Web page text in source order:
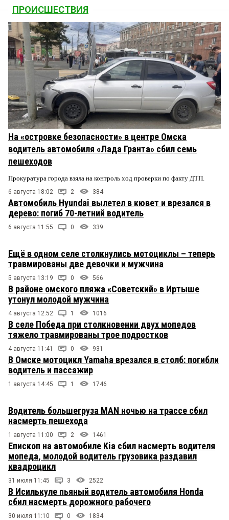
ПРОИСШЕСТВИЯ
На «островке безопасности» в центре Омска
водитель автомобиля «Лада Гранта» сбил семь
пешеходов
Прокуратура города взяла на контроль ход проверки по факту ДТП.
6 августа 18:02 2 384
Автомобиль Hyundai вылетел в кювет и врезался в
дерево: погиб 70-летний водитель
6 августа 11:55 0 339
Ещё в одном селе столкнулись мотоциклы – теперь
травмированы две девочки и мужчина
5 августа 13:19 0 566
В районе омского пляжа «Советский» в Иртыше
утонул молодой мужчина
4 августа 12:52 1 1016
В селе Победа при столкновении двух мопедов
тяжело травмированы трое подростков
4 августа 11:41 0 931
В Омске мотоцикл Yamaha врезался в столб: погибли
водитель и пассажир
1 августа 14:45 1 1746
Водитель большегруза MAN ночью на трассе сбил
насмерть пешехода
1 августа 11:00 2 1461
Епископ на автомобиле Kia сбил насмерть водителя
мопеда, молодой водитель грузовика раздавил
квадроцикл
31 июля 11:45 3 2522
В Исилькуле пьяный водитель автомобиля Honda
сбил насмерть дорожного рабочего
30 июля 11:10 0 1834